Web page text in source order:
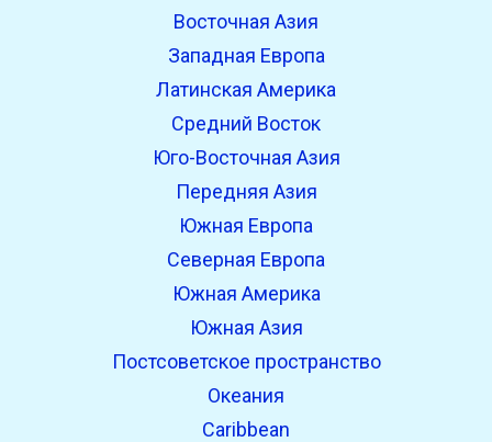
Восточная Азия
Западная Европа
Латинская Америка
Средний Восток
Юго-Восточная Азия
Передняя Азия
Южная Европа
Северная Европа
Южная Америка
Южная Азия
Постсоветское пространство
Океания
Caribbean